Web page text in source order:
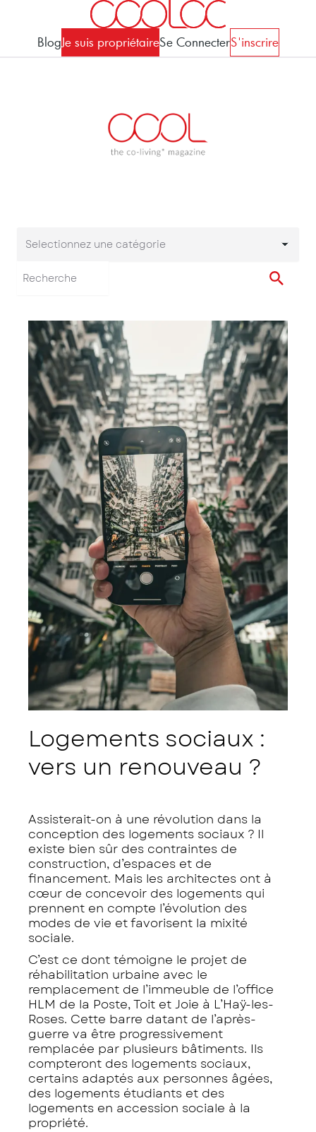
BlogJe suis propriétaireSe ConnecterS'inscrire
Selectionnez une
Selectionnez une catégorie
Logements sociaux :
vers un renouveau ?
Assisterait-on à une révolution dans la
conception des logements sociaux ? Il
existe bien sûr des contraintes de
construction, d’espaces et de
financement. Mais les architectes ont à
cœur de concevoir des logements qui
prennent en compte l’évolution des
modes de vie et favorisent la mixité
sociale.
C’est ce dont témoigne le projet de
réhabilitation urbaine avec le
remplacement de l’immeuble de l’office
HLM de la Poste, Toit et Joie à L’Haÿ-les-
Roses. Cette barre datant de l’après-
guerre va être progressivement
remplacée par plusieurs bâtiments. Ils
compteront des logements sociaux,
certains adaptés aux personnes âgées,
des logements étudiants et des
logements en accession sociale à la
propriété.